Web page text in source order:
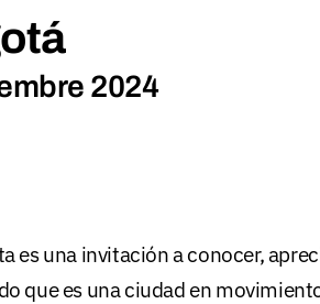
2024
es una invitación a conocer,
que es una ciudad en